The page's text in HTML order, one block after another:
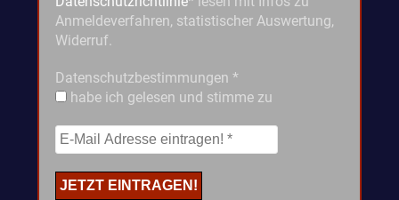
Anmeldeverfahren, statistischer Auswertung,
Widerruf.
Datenschutzbestimmungen *
habe ich gelesen und stimme zu